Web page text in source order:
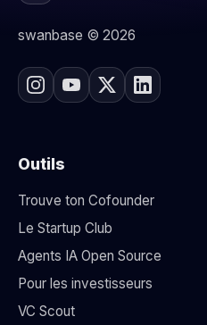
swanbase © 2026
Outils
Trouve ton Cofounder
Le Startup Club
Agents IA Open Source
Pour les investisseurs
VC Scout